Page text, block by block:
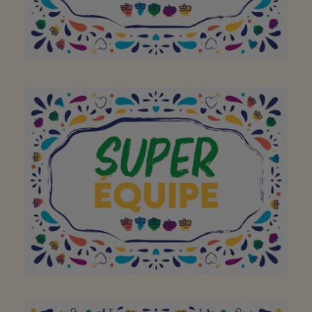
Altijd vriendelijk en
behulpzaam.